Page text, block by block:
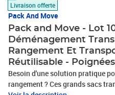
Livraison offerte
Pack And Move
Pack and Move - Lot
Déménagement
Rangement Et
Réutilisable -
Besoin d'une solution pratique
rangement ? Ces grands sacs